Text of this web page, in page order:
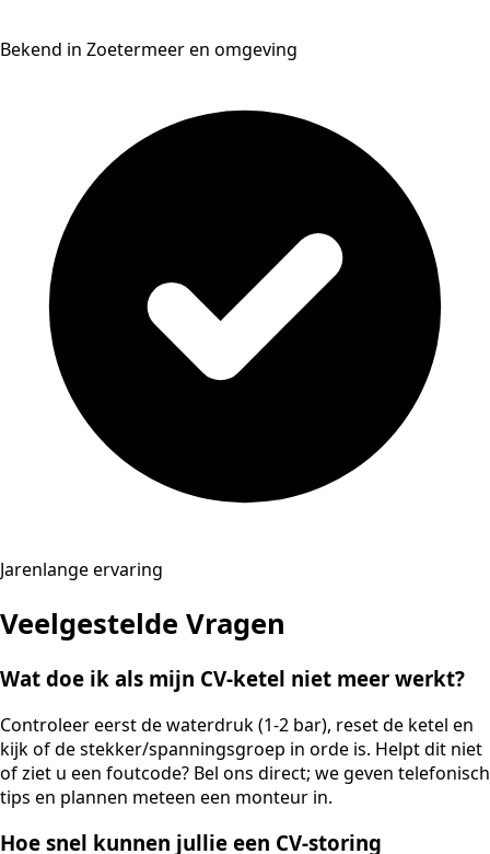
Bekend in Zoetermeer en omgeving
Jarenlange ervaring
Veelgestelde Vragen
Wat doe ik als mijn CV-ketel niet meer werkt?
Controleer eerst de waterdruk (1-2 bar), reset de ketel en
kijk of de stekker/spanningsgroep in orde is. Helpt dit niet
of ziet u een foutcode? Bel ons direct; we geven telefonisch
tips en plannen meteen een monteur in.
Hoe snel kunnen jullie een CV-storing